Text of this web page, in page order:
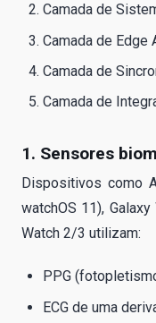
Camada de
Camada de Edge
Camada de
Camada de
1. Sensores
Dispositivos como
watchOS 11),
Watch 2/3 utilizam:
PPG
ECG de uma